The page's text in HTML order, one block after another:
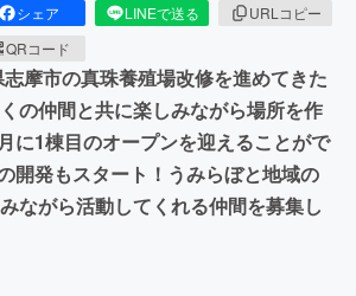
シェア LINEで送る
URLコピー
QRコード
摩市の真珠養殖場改修を進めてきた
の仲間と共に楽しみながら場所を作
に1棟目のオープンを迎えることがで
開発もスタート！うみらぼと地域の
ながら活動してくれる仲間を募集し